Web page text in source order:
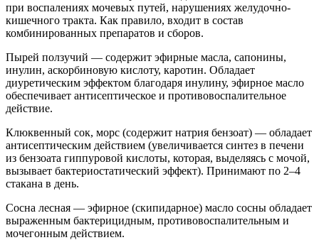
при воспалениях мочевых путей, нарушениях желудочно-
кишечного тракта. Как правило, входит в состав
комбинированных препаратов и сборов.
Пырей ползучий — содержит эфирные масла, сапонины,
инулин, аскорбиновую кислоту, каротин. Обладает
диуретическим эффектом благодаря инулину, эфирное масло
обеспечивает антисептическое и противовоспалительное
действие.
Клюквенный сок, морс (содержит натрия бензоат) — обладает
антисептическим действием (увеличивается синтез в печени
из бензоата гиппуровой кислоты, которая, выделяясь с мочой,
вызывает бактериостатический эффект). Принимают по 2–4
стакана в день.
Сосна лесная — эфирное (скипидарное) масло сосны обладает
выраженным бактерицидным, противовоспалительным и
мочегонным действием.